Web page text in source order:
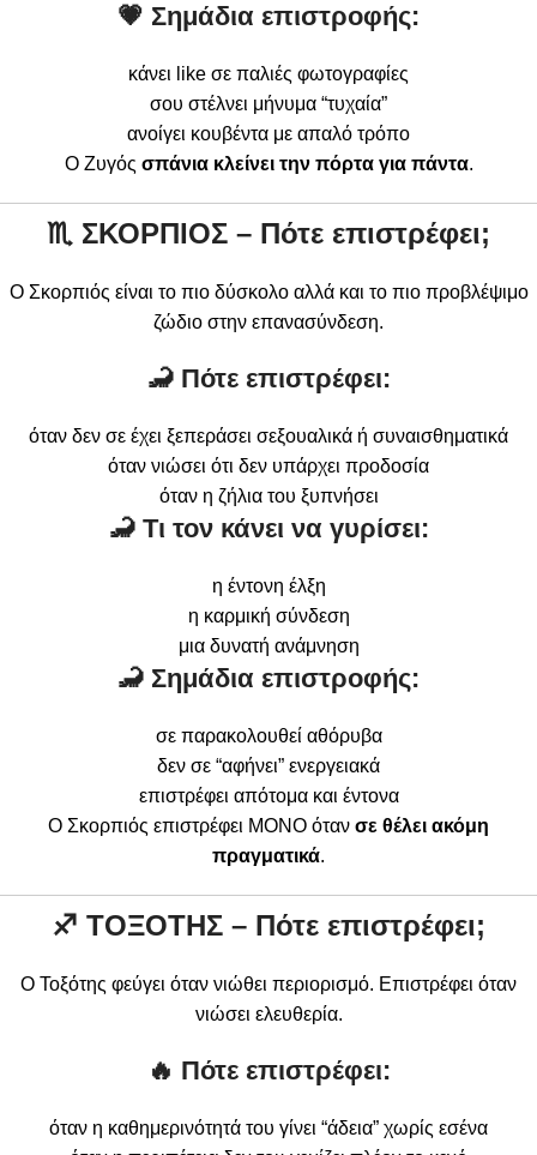
💗 Σημάδια επιστροφής:
κάνει like σε παλιές φωτογραφίες
σου στέλνει μήνυμα “τυχαία”
ανοίγει κουβέντα με απαλό τρόπο
Ο Ζυγός σπάνια κλείνει την πόρτα για πάντα.
♏ ΣΚΟΡΠΙΟΣ – Πότε επιστρέφει;
Ο Σκορπιός είναι το πιο δύσκολο αλλά και το πιο προβλέψιμο
ζώδιο στην επανασύνδεση.
🦂 Πότε επιστρέφει:
όταν δεν σε έχει ξεπεράσει σεξουαλικά ή συναισθηματικά
όταν νιώσει ότι δεν υπάρχει προδοσία
όταν η ζήλια του ξυπνήσει
🦂 Τι τον κάνει να γυρίσει:
η έντονη έλξη
η καρμική σύνδεση
μια δυνατή ανάμνηση
🦂 Σημάδια επιστροφής:
σε παρακολουθεί αθόρυβα
δεν σε “αφήνει” ενεργειακά
επιστρέφει απότομα και έντονα
Ο Σκορπιός επιστρέφει ΜΟΝΟ όταν σε θέλει ακόμη
πραγματικά.
♐ ΤΟΞΟΤΗΣ – Πότε επιστρέφει;
Ο Τοξότης φεύγει όταν νιώθει περιορισμό. Επιστρέφει όταν
νιώσει ελευθερία.
🔥 Πότε επιστρέφει:
όταν η καθημερινότητά του γίνει “άδεια” χωρίς εσένα